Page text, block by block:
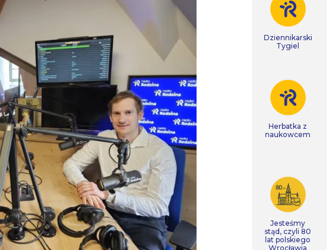
Dziennikarski
Tygiel
Herbatka z
naukowcem
Jesteśmy
stąd, czyli 80
lat polskiego
Wrocławia